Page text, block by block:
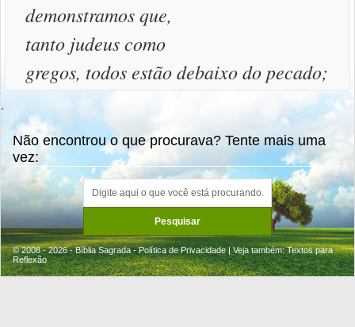
demonstramos que,
tanto judeus como
gregos, todos estão debaixo do pecado;
.
Não encontrou o que procurava? Tente mais uma
vez:
© 2008 - 2026 - Bíblia Sagrada -Política de Privacidade | Veja também:Textos para
Reflexão